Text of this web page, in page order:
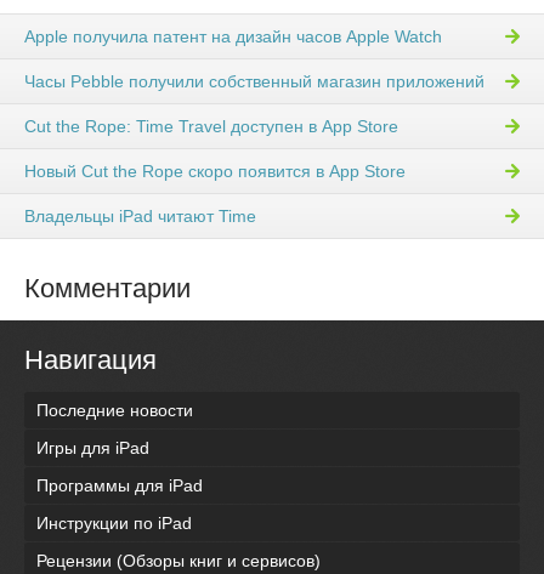
Apple получила патент на дизайн часов Apple Watch
Часы Pebble получили собственный магазин приложений
Cut the Rope: Time Travel доступен в App Store
Новый Cut the Rope скоро появится в App Store
Владельцы iPad читают Time
Комментарии
Навигация
Последние новости
Игры для iPad
Программы для iPad
Инструкции по iPad
Рецензии (Обзоры книг и сервисов)